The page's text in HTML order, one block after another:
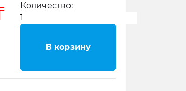
Количество:
В корзину